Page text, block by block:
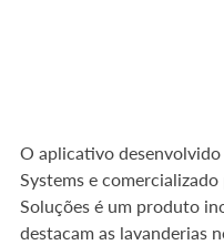
O aplicativo desenvolvido
Systems e comercializado
Soluções é um produto
destacam as lavanderias